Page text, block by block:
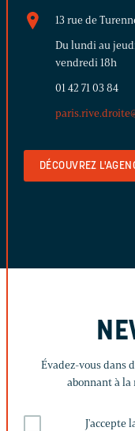
13 rue de
Du lundi au
vendredi 18h
01 42 71 03 84
DÉCOUVREZ
Évadez-vous dans
abonnant à la
J'accepte